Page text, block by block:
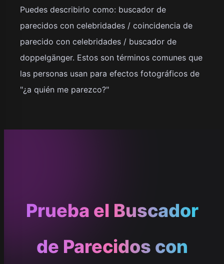
Puedes describirlo como: buscador de
parecidos con celebridades / coincidencia de
parecido con celebridades / buscador de
doppelgänger. Estos son términos comunes que
las personas usan para efectos fotográficos de
"¿a quién me parezco?"
Prueba el Buscador
de Parecidos con